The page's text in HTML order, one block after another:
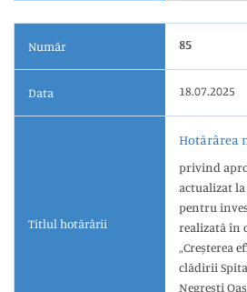
Număr 85
Data 18.07.2025
Titlul hotărârii
Hotărârea
privind
actualizat la
pentru
realizată în
„Creșterea
clădirii
Negrești